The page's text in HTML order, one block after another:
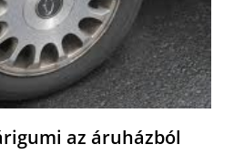
az áruházból